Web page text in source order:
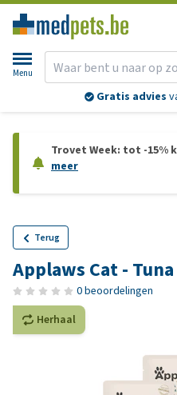
Menu
Gratis advies
Trovet Week: tot -15%
meer
Terug
Applaws Cat -
0 beoordelingen
Herhaal